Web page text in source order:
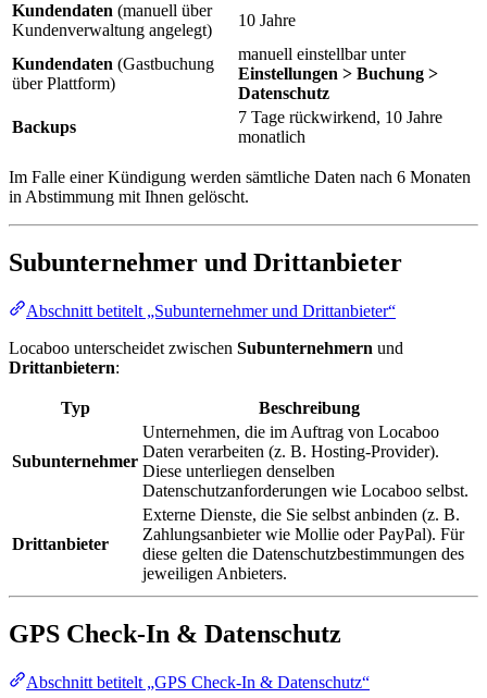
Kundendaten (manuell über
Kundenverwaltung angelegt)
10 Jahre
Kundendaten (Gastbuchung
über Plattform)
manuell einstellbar unter
Einstellungen > Buchung >
Datenschutz
Backups
7 Tage rückwirkend, 10 Jahre
monatlich
Im Falle einer Kündigung werden sämtliche Daten nach 6 Monaten
in Abstimmung mit Ihnen gelöscht.
Subunternehmer und Drittanbieter
Abschnitt betitelt „Subunternehmer und Drittanbieter“
Locaboo unterscheidet zwischen Subunternehmern und
Drittanbietern:
Typ Beschreibung
Subunternehmer
Unternehmen, die im Auftrag von Locaboo
Daten verarbeiten (z. B. Hosting-Provider).
Diese unterliegen denselben
Datenschutzanforderungen wie Locaboo selbst.
Drittanbieter
Externe Dienste, die Sie selbst anbinden (z. B.
Zahlungsanbieter wie Mollie oder PayPal). Für
diese gelten die Datenschutzbestimmungen des
jeweiligen Anbieters.
GPS Check-In & Datenschutz
Abschnitt betitelt „GPS Check-In & Datenschutz“